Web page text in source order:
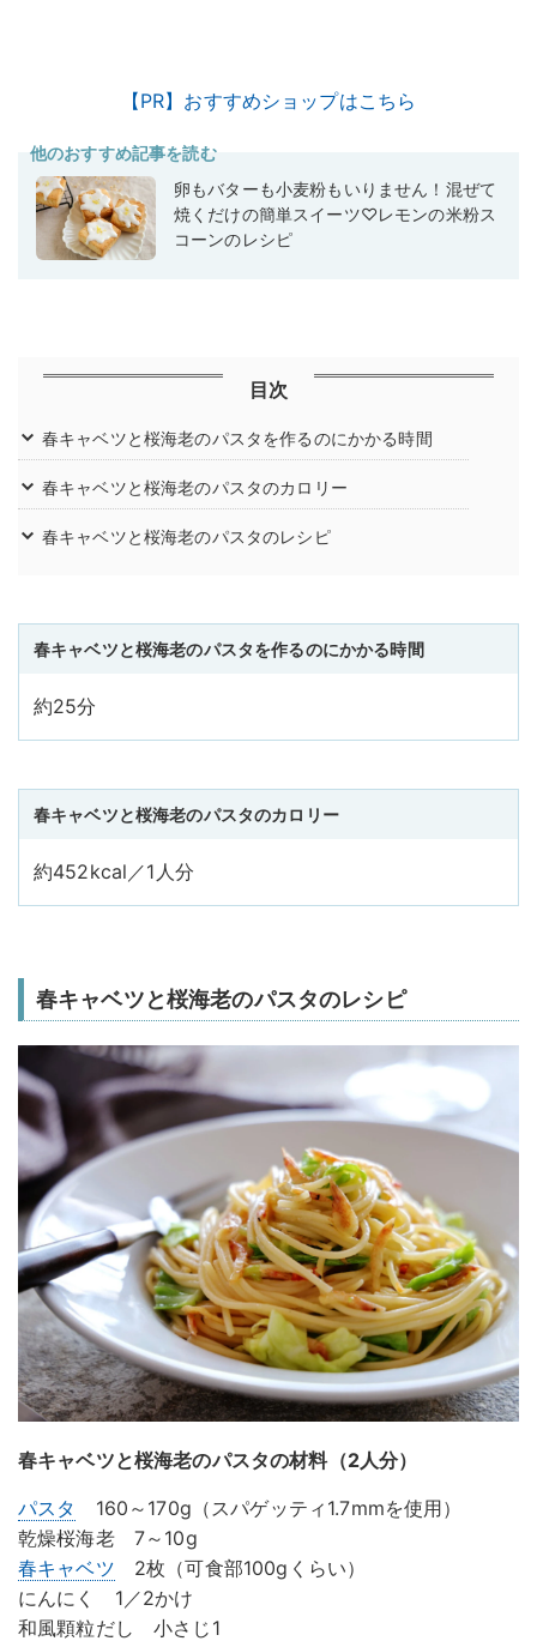
【PR】おすすめショップはこちら
他のおすすめ記事を読む
卵もバターも小麦粉もいりません！混ぜて
焼くだけの簡単スイーツ♡レモンの米粉ス
コーンのレシピ
目次
春キャベツと桜海老のパスタを作るのにかかる時間
春キャベツと桜海老のパスタのカロリー
春キャベツと桜海老のパスタのレシピ
春キャベツと桜海老のパスタを作るのにかかる時間
約25分
春キャベツと桜海老のパスタのカロリー
約452kcal／1人分
春キャベツと桜海老のパスタのレシピ
春キャベツと桜海老のパスタの材料（2人分）
パスタ
160～170g（スパゲッティ1.7mmを使用）
乾燥桜海老 7～10g
春キャベツ 2枚（可食部100gくらい）
にんにく 1／2かけ
和風顆粒だし 小さじ1